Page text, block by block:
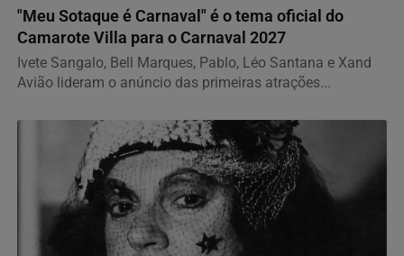
"Meu Sotaque é Carnaval" é o tema oficial do
Camarote Villa para o Carnaval 2027
Ivete Sangalo, Bell Marques, Pablo, Léo Santana e Xand
Avião lideram o anúncio das primeiras atrações...